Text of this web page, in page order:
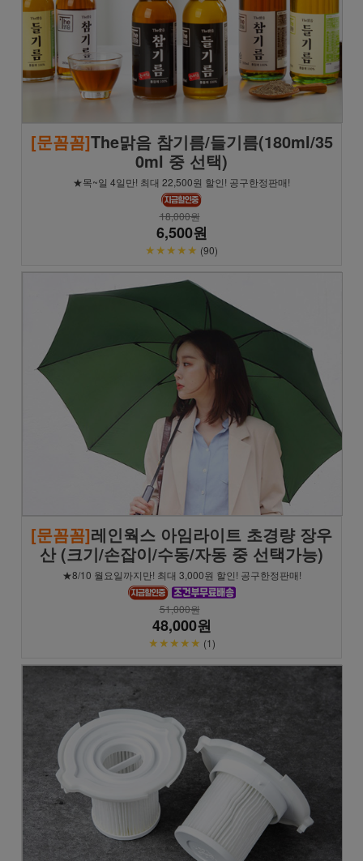
[문꼼꼼]The맑음 참기름/들기름(180ml/35
0ml 중 선택)
★목~일 4일만! 최대 22,500원 할인! 공구한정판매!
18,000원
6,500원
★★★★★ (90)
[문꼼꼼]레인웍스 아임라이트 초경량 장우
산 (크기/손잡이/수동/자동 중 선택가능)
★8/10 월요일까지만! 최대 3,000원 할인! 공구한정판매!
51,000원
48,000원
★★★★★ (1)